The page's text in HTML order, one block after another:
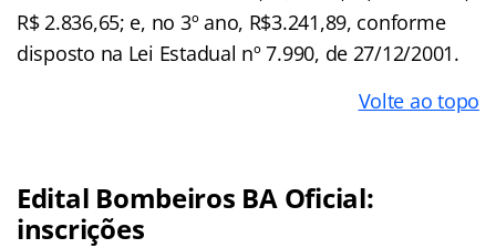
R$ 2.836,65; e, no 3º ano, R$3.241,89, conforme
disposto na Lei Estadual nº 7.990, de 27/12/2001.
Volte ao topo
Edital Bombeiros BA Oficial:
inscrições